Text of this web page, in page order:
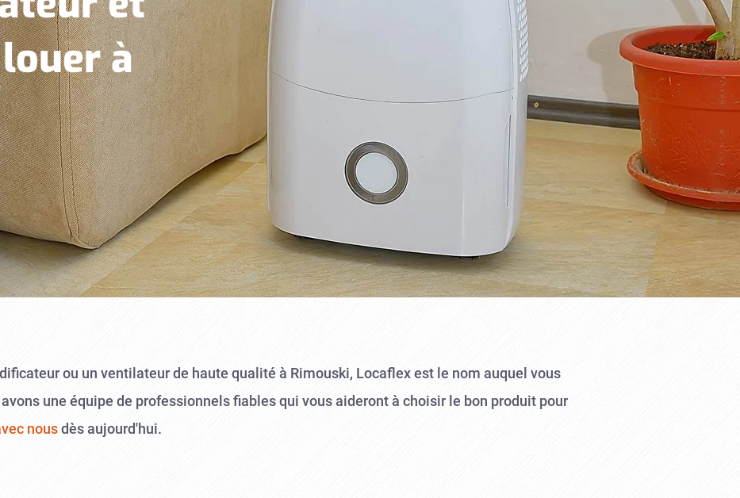
à
ou un ventilateur de haute qualité à Rimouski, Locaflex est le nom auquel vous
une équipe de professionnels fiables qui vous aideront à choisir le bon produit pour
nousdès aujourd'hui.